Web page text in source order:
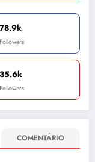
78.9k
Followers
35.6k
Followers
COMENTÁRIO